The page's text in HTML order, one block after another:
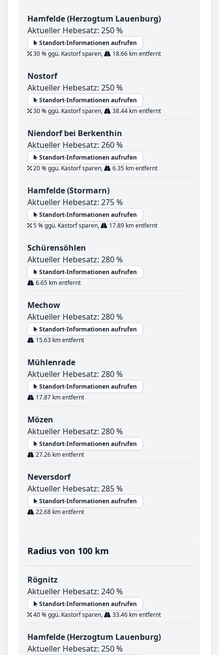
Hamfelde (Herzogtum Lauenburg)
Aktueller Hebesatz: 250 %
Standort-Informationen aufrufen
30 % ggü. Kastorf sparen,
18.66 km entfernt
Nostorf
Aktueller Hebesatz: 250 %
Standort-Informationen aufrufen
30 % ggü. Kastorf sparen,
38.44 km entfernt
Niendorf bei Berkenthin
Aktueller Hebesatz: 260 %
Standort-Informationen aufrufen
20 % ggü. Kastorf sparen,
6.35 km entfernt
Hamfelde (Stormarn)
Aktueller Hebesatz: 275 %
Standort-Informationen aufrufen
5 % ggü. Kastorf sparen,
17.89 km entfernt
Schürensöhlen
Aktueller Hebesatz: 280 %
Standort-Informationen aufrufen
6.65 km entfernt
Mechow
Aktueller Hebesatz: 280 %
Standort-Informationen aufrufen
15.63 km entfernt
Mühlenrade
Aktueller Hebesatz: 280 %
Standort-Informationen aufrufen
17.87 km entfernt
Mözen
Aktueller Hebesatz: 280 %
Standort-Informationen aufrufen
27.26 km entfernt
Neversdorf
Aktueller Hebesatz: 285 %
Standort-Informationen aufrufen
22.68 km entfernt
Radius von 100 km
Rögnitz
Aktueller Hebesatz: 240 %
Standort-Informationen aufrufen
40 % ggü. Kastorf sparen,
33.46 km entfernt
Hamfelde (Herzogtum Lauenburg)
Aktueller Hebesatz: 250 %